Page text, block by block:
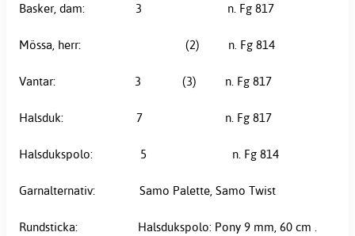
Basker, dam: 3 n. Fg 817
Mössa, herr: (2) n. Fg 814
Vantar: 3 (3) n. Fg 817
Halsduk: 7 n. Fg 817
Halsdukspolo: 5 n. Fg 814
Garnalternativ: Samo Palette, Samo Twist
Rundsticka: Halsdukspolo: Pony 9 mm, 60 cm .